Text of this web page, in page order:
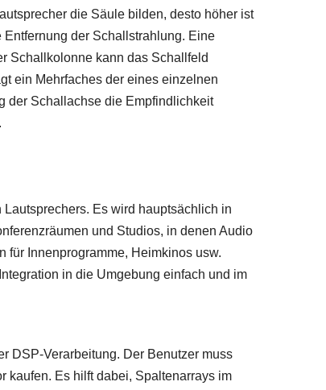
die Säule bilden, desto höher ist
der Schallstrahlung. Eine
Schallkolonne kann das Schallfeld
ein Mehrfaches der eines einzelnen
der Schallachse die Empfindlichkeit
Es wird hauptsächlich in
und Studios, in denen Audio
für Innenprogramme, Heimkinos usw.
in die Umgebung einfach und im
DSP-Verarbeitung. Der Benutzer muss
kaufen. Es hilft dabei, Spaltenarrays im